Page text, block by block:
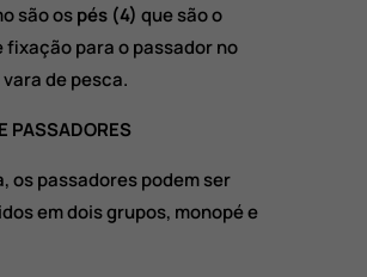
são ospés (4) que são o
fixação para o passador no
de pesca.
PASSADORES
os passadores podem ser
em dois grupos, monopé e